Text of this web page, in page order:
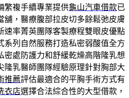
繁複手續專業提供龜山汽車借款已
舖，醫療腹部拉皮切多餘鬆弛皮膚
速率菁英團隊客製療程雙眼皮優點
系列自然服務打造私密弱酸值全方
密處防護力和舒緩乾燥高階隆乳想
隆乳醫師團隊經驗原理針對胸部大
推薦評估最適合的平胸手術方式有
衣店選擇合法綜合性的大型借款，